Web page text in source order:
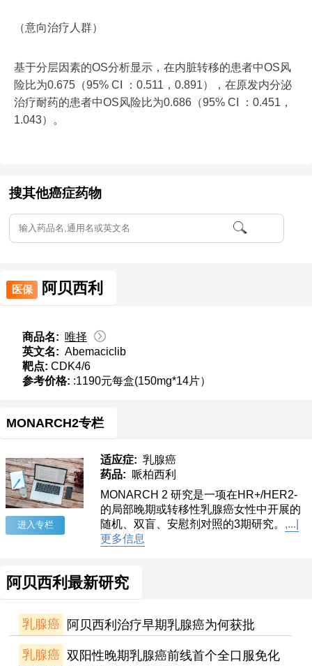
（意向治疗人群）
基于分层因素的OS分析显示，在内脏转移的患者中OS风
险比为0.675（95% CI ：0.511，0.891），在原发内分泌
治疗耐药的患者中OS风险比为0.686（95% CI ：0.451，
1.043）。
搜其他癌症药物
医保 阿贝西利
商品名: 唯择
英文名: Abemaciclib
靶点: CDK4/6
参考价格: :1190元每盒(150mg*14片）
MONARCH2专栏
进入专栏
适应症: 乳腺癌
药品:
哌柏西利
MONARCH 2 研究是一项在HR+/HER2-
的局部晚期或转移性乳腺癌女性中开展的
随机、双盲、安慰剂对照的3期研究。 ,...|
更多信息
阿贝西利最新研究
乳腺癌 阿贝西利治疗早期乳腺癌为何获批
乳腺癌 双阳性晚期乳腺癌前线首个全口服免化